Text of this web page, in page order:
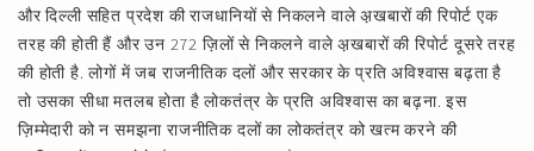
और दिल्ली सहित प्रदेश की राजधानियों से निकलने वाले अ़खबारों की रिपोर्ट एक
तरह की होती हैं और उन 272 ज़िलों से निकलने वाले अ़खबारों की रिपोर्ट दूसरे तरह
की होती है. लोगों में जब राजनीतिक दलों और सरकार के प्रति अविश्वास बढ़ता है
तो उसका सीधा मतलब होता है लोकतंत्र के प्रति अविश्वास का बढ़ना. इस
ज़िम्मेदारी को न समझना राजनीतिक दलों का लोकतंत्र को खत्म करने की